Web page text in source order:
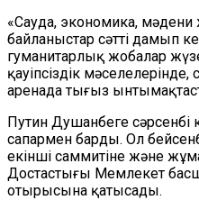
«Сауда, экономика,
байланыстар сәтті дамып
гуманитарлық жобалар
қауіпсіздік
аренада тығыз
Путин Душанбеге сәрсенбі
сапармен барды. Ол
екінші саммитіне және
Достастығы Мемлекет
отырысына қатысады.